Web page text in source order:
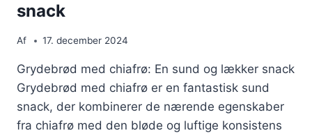
snack
Af 17. december 2024
Grydebrød med chiafrø: En sund og lækker snack
Grydebrød med chiafrø er en fantastisk sund
snack, der kombinerer de nærende egenskaber
fra chiafrø med den bløde og luftige konsistens